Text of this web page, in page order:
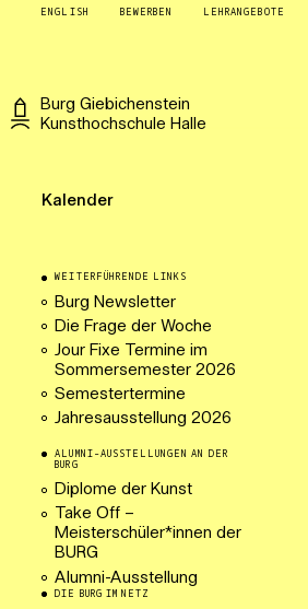
ENGLISH BEWERBEN LEHRANGEBOTE
Burg Giebichenstein
Kunsthochschule Halle
Kalender
WEITERFÜHRENDE LINKS
Burg Newsletter
Die Frage der Woche
Jour Fixe Termine im
Sommersemester 2026
Semestertermine
Jahresausstellung 2026
ALUMNI-AUSSTELLUNGEN AN DER
BURG
Diplome der Kunst
Take Off –
Meisterschüler*innen der
BURG
Alumni-Ausstellung
DIE BURG IM NETZ